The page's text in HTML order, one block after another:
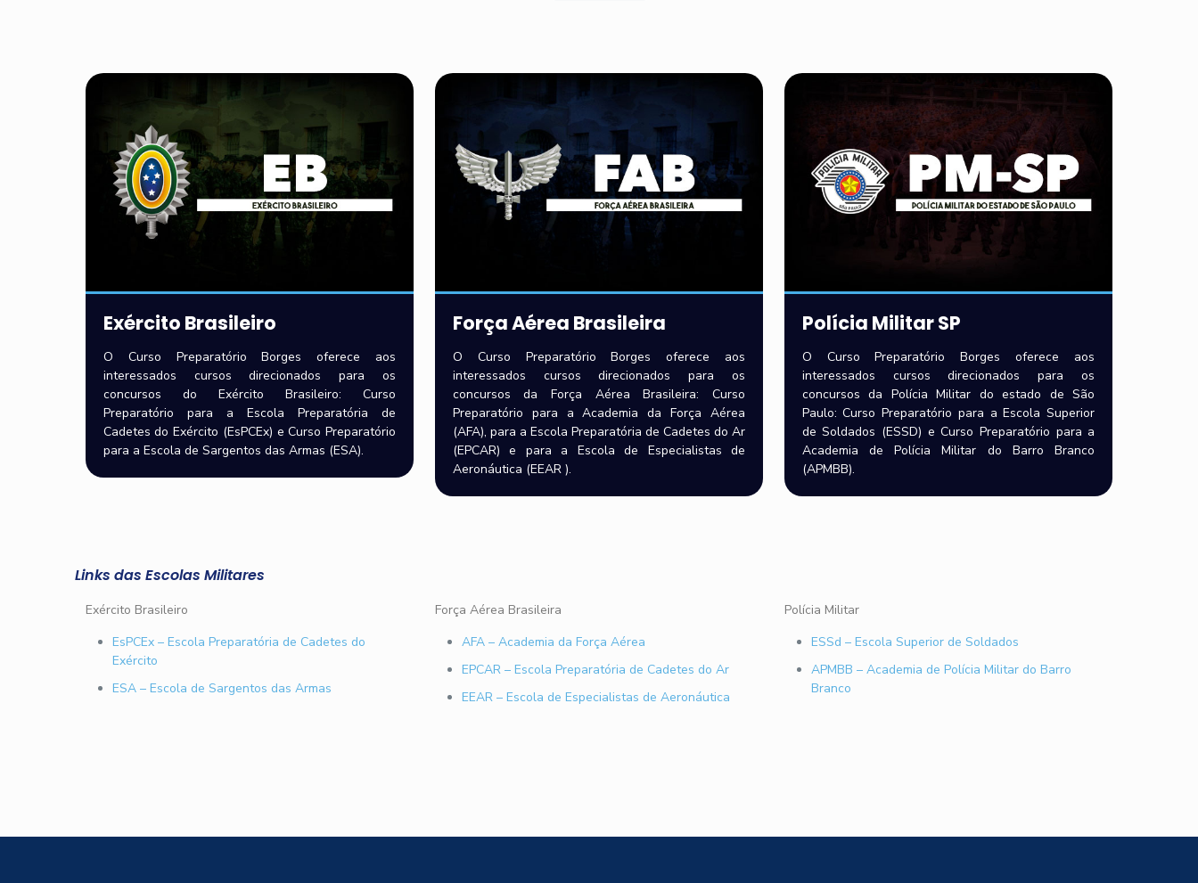
Exército Brasileiro
O Curso Preparatório Borges oferece aos
interessados cursos direcionados para os
concursos do Exército Brasileiro: Curso
Preparatório para a Escola Preparatória de
Cadetes do Exército (EsPCEx) e Curso Preparatório
para a Escola de Sargentos das Armas (ESA).
Força Aérea Brasileira
O Curso Preparatório Borges oferece aos
interessados cursos direcionados para os
concursos da Força Aérea Brasileira: Curso
Preparatório para a Academia da Força Aérea
(AFA), para a Escola Preparatória de Cadetes do Ar
(EPCAR) e para a Escola de Especialistas de
Aeronáutica (EEAR ).
Polícia Militar SP
O Curso Preparatório Borges oferece aos
interessados cursos direcionados para os
concursos da Polícia Militar do estado de São
Paulo: Curso Preparatório para a Escola Superior
de Soldados (ESSD) e Curso Preparatório para a
Academia de Polícia Militar do Barro Branco
(APMBB).
Links das Escolas Militares
Exército Brasileiro
EsPCEx – Escola Preparatória de Cadetes do
Exército
ESA – Escola de Sargentos das Armas
Força Aérea Brasileira
AFA – Academia da Força Aérea
EPCAR – Escola Preparatória de Cadetes do Ar
EEAR – Escola de Especialistas de Aeronáutica
Polícia Militar
ESSd – Escola Superior de Soldados
APMBB – Academia de Polícia Militar do Barro
Branco